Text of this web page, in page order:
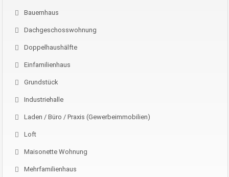
Bauernhaus
Dachgeschosswohnung
Doppelhaushälfte
Einfamilienhaus
Grundstück
Industriehalle
Laden / Büro / Praxis (Gewerbeimmobilien)
Loft
Maisonette Wohnung
Mehrfamilienhaus